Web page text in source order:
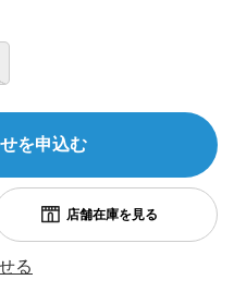
を申込む
る